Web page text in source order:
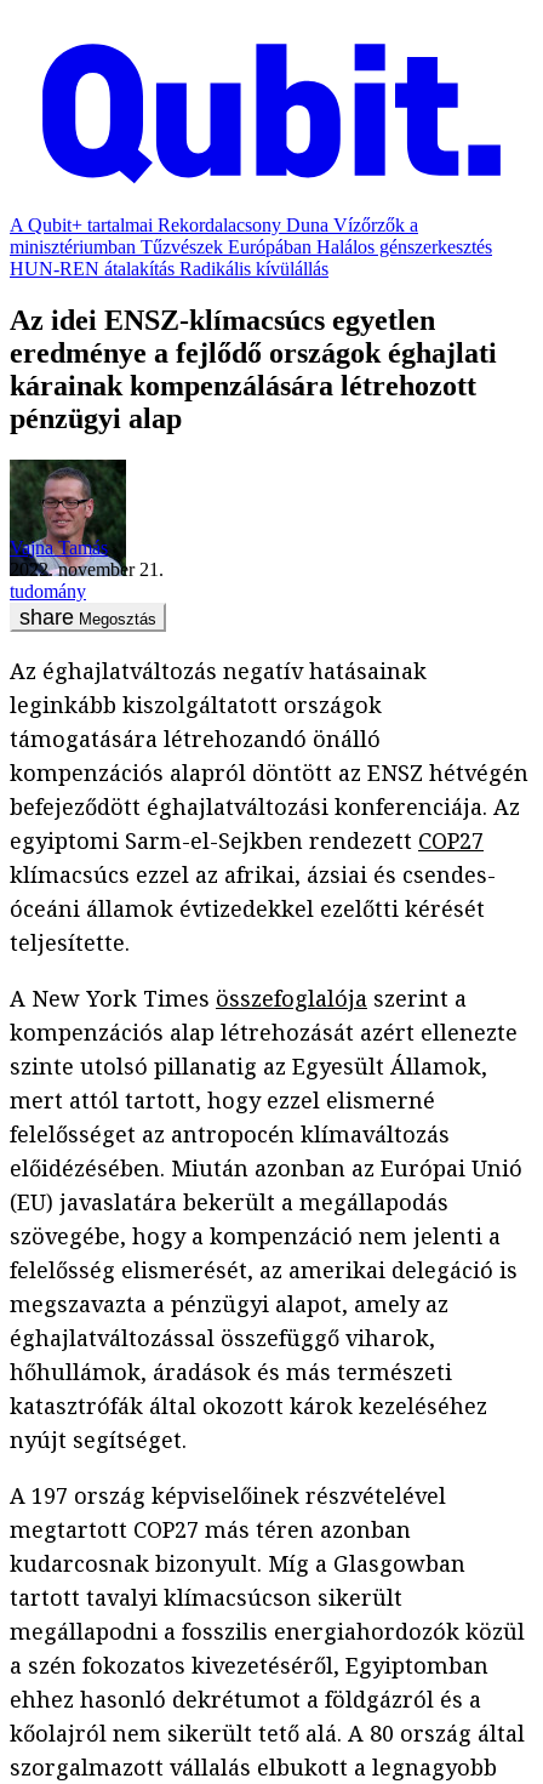
A Qubit+ tartalmai Rekordalacsony Duna Vízőrzők a
minisztériumban Tűzvészek Európában Halálos génszerkesztés
HUN-REN átalakítás Radikális kívülállás
Az idei ENSZ-klímacsúcs egyetlen
eredménye a fejlődő országok éghajlati
kárainak kompenzálására létrehozott
pénzügyi alap
Vajna Tamás
2022. november 21.
tudomány
Megosztás
Az éghajlatváltozás negatív hatásainak
leginkább kiszolgáltatott országok
támogatására létrehozandó önálló
kompenzációs alapról döntött az ENSZ hétvégén
befejeződött éghajlatváltozási konferenciája. Az
egyiptomi Sarm-el-Sejkben rendezett COP27
klímacsúcs ezzel az afrikai, ázsiai és csendes-
óceáni államok évtizedekkel ezelőtti kérését
teljesítette.
A New York Times összefoglalója szerint a
kompenzációs alap létrehozását azért ellenezte
szinte utolsó pillanatig az Egyesült Államok,
mert attól tartott, hogy ezzel elismerné
felelősséget az antropocén klímaváltozás
előidézésében. Miután azonban az Európai Unió
(EU) javaslatára bekerült a megállapodás
szövegébe, hogy a kompenzáció nem jelenti a
felelősség elismerését, az amerikai delegáció is
megszavazta a pénzügyi alapot, amely az
éghajlatváltozással összefüggő viharok,
hőhullámok, áradások és más természeti
katasztrófák által okozott károk kezeléséhez
nyújt segítséget.
A 197 ország képviselőinek részvételével
megtartott COP27 más téren azonban
kudarcosnak bizonyult. Míg a Glasgowban
tartott tavalyi klímacsúcson sikerült
megállapodni a fosszilis energiahordozók közül
a szén fokozatos kivezetéséről, Egyiptomban
ehhez hasonló dekrétumot a földgázról és a
kőolajról nem sikerült tető alá. A 80 ország által
szorgalmazott vállalás elbukott a legnagyobb